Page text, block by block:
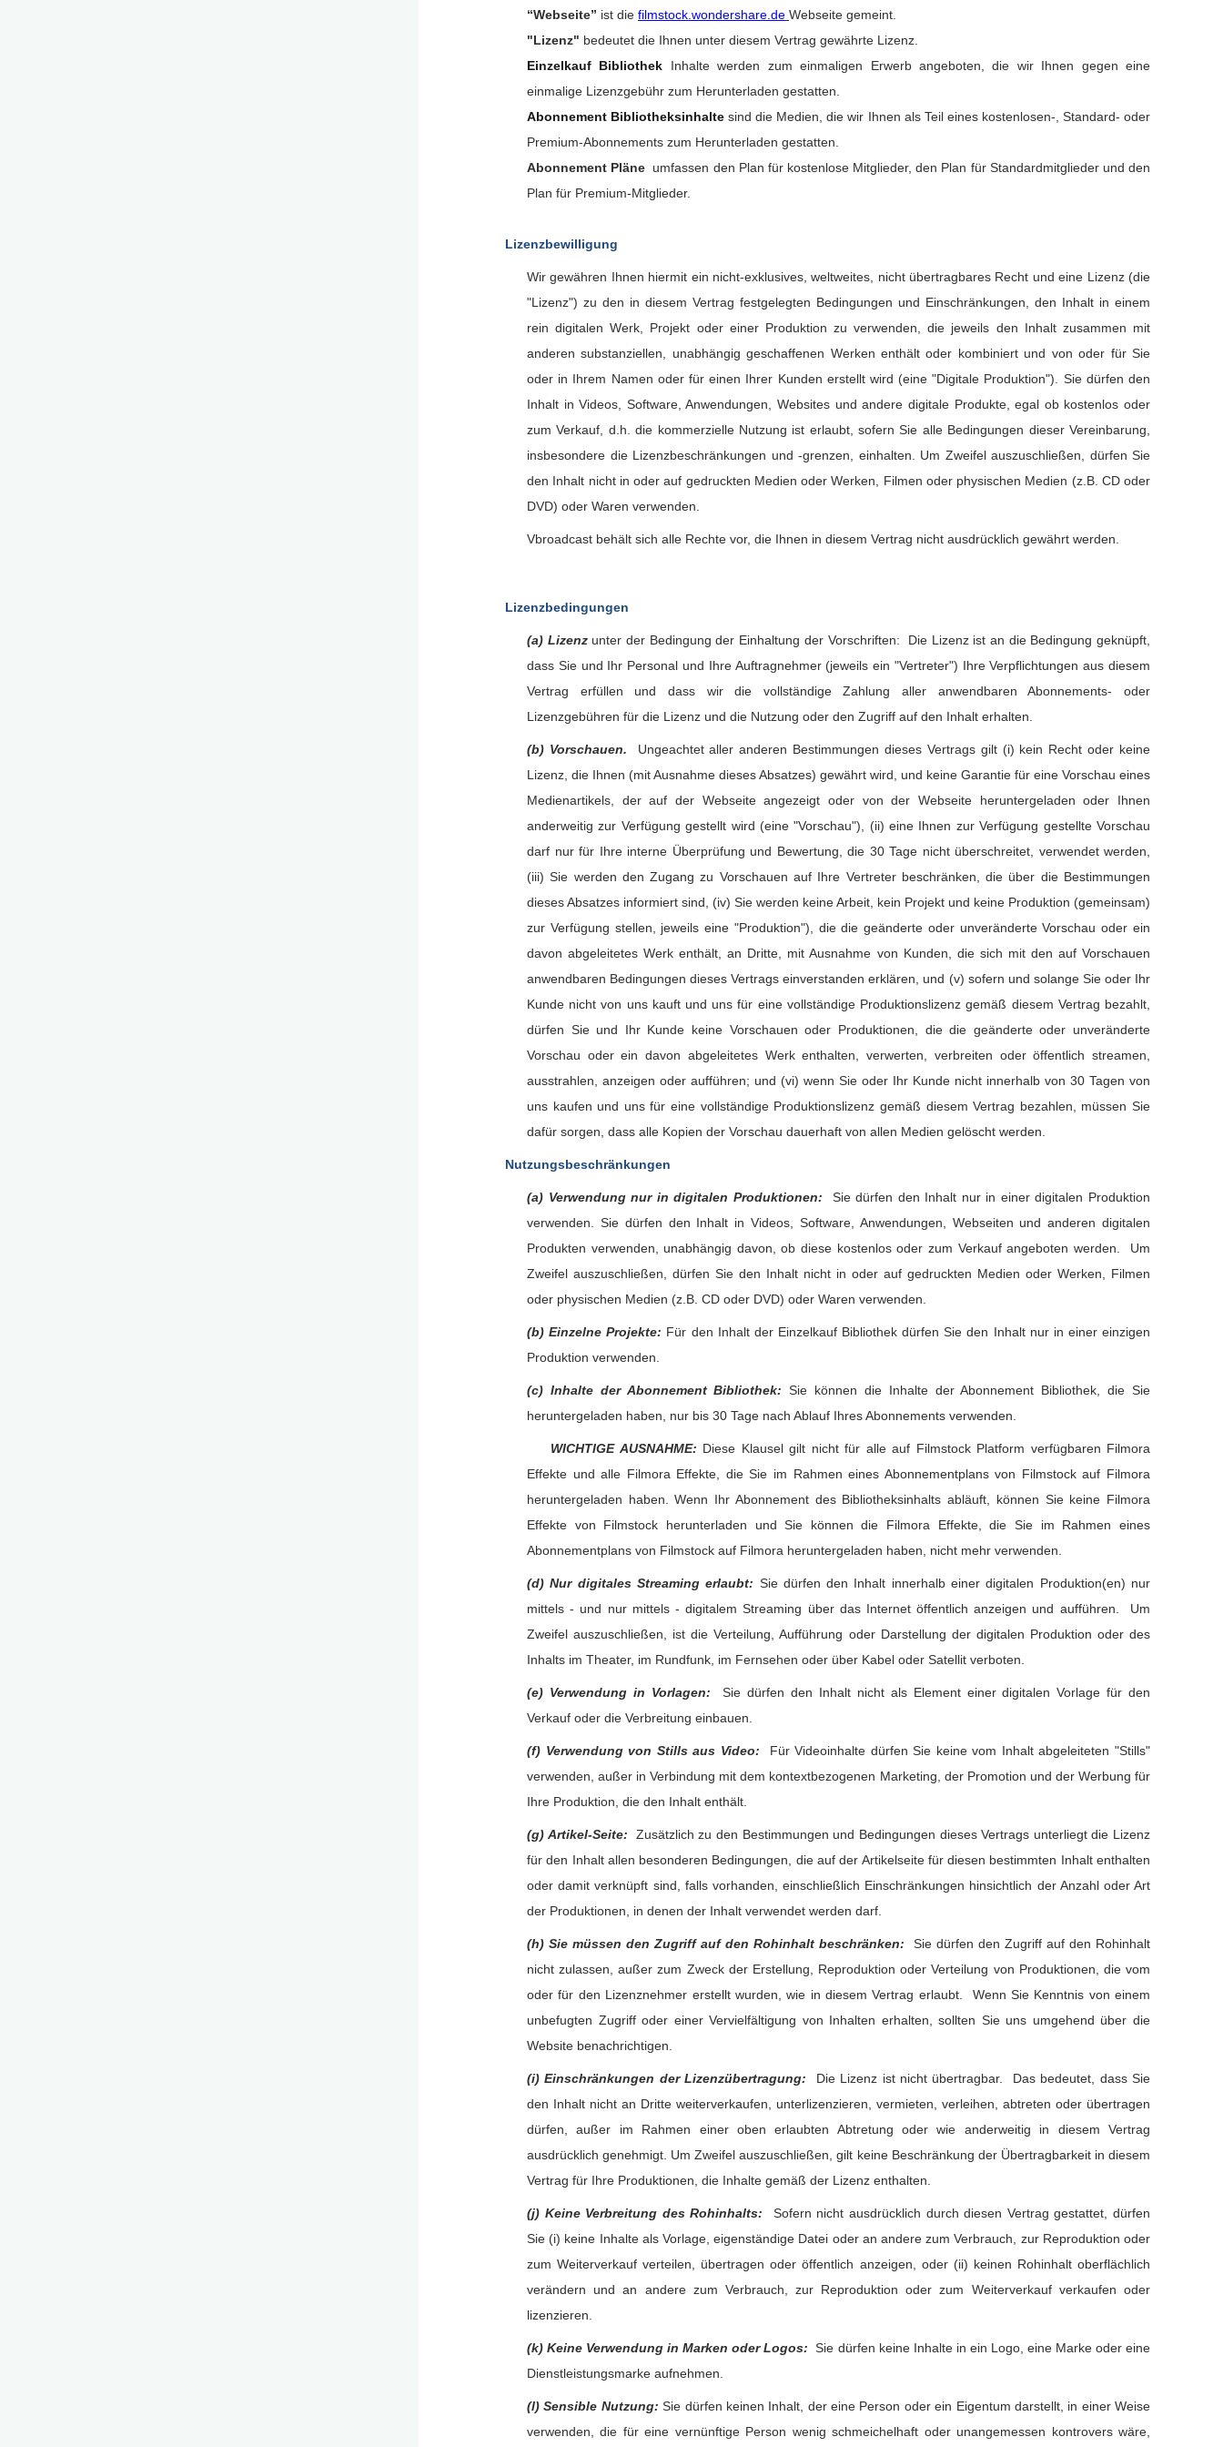
“Webseite” ist die filmstock.wondershare.de Webseite gemeint.
"Lizenz" bedeutet die Ihnen unter diesem Vertrag gewährte Lizenz.
Einzelkauf Bibliothek Inhalte werden zum einmaligen Erwerb angeboten, die wir Ihnen gegen eine
einmalige Lizenzgebühr zum Herunterladen gestatten.
Abonnement Bibliotheksinhalte sind die Medien, die wir Ihnen als Teil eines kostenlosen-, Standard- oder
Premium-Abonnements zum Herunterladen gestatten.
Abonnement Pläne umfassen den Plan für kostenlose Mitglieder, den Plan für Standardmitglieder und den
Plan für Premium-Mitglieder.
Lizenzbewilligung
Wir gewähren Ihnen hiermit ein nicht-exklusives, weltweites, nicht übertragbares Recht und eine Lizenz (die
"Lizenz") zu den in diesem Vertrag festgelegten Bedingungen und Einschränkungen, den Inhalt in einem
rein digitalen Werk, Projekt oder einer Produktion zu verwenden, die jeweils den Inhalt zusammen mit
anderen substanziellen, unabhängig geschaffenen Werken enthält oder kombiniert und von oder für Sie
oder in Ihrem Namen oder für einen Ihrer Kunden erstellt wird (eine "Digitale Produktion"). Sie dürfen den
Inhalt in Videos, Software, Anwendungen, Websites und andere digitale Produkte, egal ob kostenlos oder
zum Verkauf, d.h. die kommerzielle Nutzung ist erlaubt, sofern Sie alle Bedingungen dieser Vereinbarung,
insbesondere die Lizenzbeschränkungen und -grenzen, einhalten. Um Zweifel auszuschließen, dürfen Sie
den Inhalt nicht in oder auf gedruckten Medien oder Werken, Filmen oder physischen Medien (z.B. CD oder
DVD) oder Waren verwenden.
Vbroadcast behält sich alle Rechte vor, die Ihnen in diesem Vertrag nicht ausdrücklich gewährt werden.
Lizenzbedingungen
(a) Lizenz unter der Bedingung der Einhaltung der Vorschriften: Die Lizenz ist an die Bedingung geknüpft,
dass Sie und Ihr Personal und Ihre Auftragnehmer (jeweils ein "Vertreter") Ihre Verpflichtungen aus diesem
Vertrag erfüllen und dass wir die vollständige Zahlung aller anwendbaren Abonnements- oder
Lizenzgebühren für die Lizenz und die Nutzung oder den Zugriff auf den Inhalt erhalten.
(b) Vorschauen. Ungeachtet aller anderen Bestimmungen dieses Vertrags gilt (i) kein Recht oder keine
Lizenz, die Ihnen (mit Ausnahme dieses Absatzes) gewährt wird, und keine Garantie für eine Vorschau eines
Medienartikels, der auf der Webseite angezeigt oder von der Webseite heruntergeladen oder Ihnen
anderweitig zur Verfügung gestellt wird (eine "Vorschau"), (ii) eine Ihnen zur Verfügung gestellte Vorschau
darf nur für Ihre interne Überprüfung und Bewertung, die 30 Tage nicht überschreitet, verwendet werden,
(iii) Sie werden den Zugang zu Vorschauen auf Ihre Vertreter beschränken, die über die Bestimmungen
dieses Absatzes informiert sind, (iv) Sie werden keine Arbeit, kein Projekt und keine Produktion (gemeinsam)
zur Verfügung stellen, jeweils eine "Produktion"), die die geänderte oder unveränderte Vorschau oder ein
davon abgeleitetes Werk enthält, an Dritte, mit Ausnahme von Kunden, die sich mit den auf Vorschauen
anwendbaren Bedingungen dieses Vertrags einverstanden erklären, und (v) sofern und solange Sie oder Ihr
Kunde nicht von uns kauft und uns für eine vollständige Produktionslizenz gemäß diesem Vertrag bezahlt,
dürfen Sie und Ihr Kunde keine Vorschauen oder Produktionen, die die geänderte oder unveränderte
Vorschau oder ein davon abgeleitetes Werk enthalten, verwerten, verbreiten oder öffentlich streamen,
ausstrahlen, anzeigen oder aufführen; und (vi) wenn Sie oder Ihr Kunde nicht innerhalb von 30 Tagen von
uns kaufen und uns für eine vollständige Produktionslizenz gemäß diesem Vertrag bezahlen, müssen Sie
dafür sorgen, dass alle Kopien der Vorschau dauerhaft von allen Medien gelöscht werden.
Nutzungsbeschränkungen
(a) Verwendung nur in digitalen Produktionen: Sie dürfen den Inhalt nur in einer digitalen Produktion
verwenden. Sie dürfen den Inhalt in Videos, Software, Anwendungen, Webseiten und anderen digitalen
Produkten verwenden, unabhängig davon, ob diese kostenlos oder zum Verkauf angeboten werden. Um
Zweifel auszuschließen, dürfen Sie den Inhalt nicht in oder auf gedruckten Medien oder Werken, Filmen
oder physischen Medien (z.B. CD oder DVD) oder Waren verwenden.
(b) Einzelne Projekte: Für den Inhalt der Einzelkauf Bibliothek dürfen Sie den Inhalt nur in einer einzigen
Produktion verwenden.
(c) Inhalte der Abonnement Bibliothek:Sie können die Inhalte der Abonnement Bibliothek, die Sie
heruntergeladen haben, nur bis 30 Tage nach Ablauf Ihres Abonnements verwenden.
WICHTIGE AUSNAHME: Diese Klausel gilt nicht für alle auf Filmstock Platform verfügbaren Filmora
Effekte und alle Filmora Effekte, die Sie im Rahmen eines Abonnementplans von Filmstock auf Filmora
heruntergeladen haben. Wenn Ihr Abonnement des Bibliotheksinhalts abläuft, können Sie keine Filmora
Effekte von Filmstock herunterladen und Sie können die Filmora Effekte, die Sie im Rahmen eines
Abonnementplans von Filmstock auf Filmora heruntergeladen haben, nicht mehr verwenden.
(d) Nur digitales Streaming erlaubt: Sie dürfen den Inhalt innerhalb einer digitalen Produktion(en) nur
mittels - und nur mittels - digitalem Streaming über das Internet öffentlich anzeigen und aufführen. Um
Zweifel auszuschließen, ist die Verteilung, Aufführung oder Darstellung der digitalen Produktion oder des
Inhalts im Theater, im Rundfunk, im Fernsehen oder über Kabel oder Satellit verboten.
(e) Verwendung in Vorlagen:Sie dürfen den Inhalt nicht als Element einer digitalen Vorlage für den
Verkauf oder die Verbreitung einbauen.
(f) Verwendung von Stills aus Video: Für Videoinhalte dürfen Sie keine vom Inhalt abgeleiteten "Stills"
verwenden, außer in Verbindung mit dem kontextbezogenen Marketing, der Promotion und der Werbung für
Ihre Produktion, die den Inhalt enthält.
(g) Artikel-Seite: Zusätzlich zu den Bestimmungen und Bedingungen dieses Vertrags unterliegt die Lizenz
für den Inhalt allen besonderen Bedingungen, die auf der Artikelseite für diesen bestimmten Inhalt enthalten
oder damit verknüpft sind, falls vorhanden, einschließlich Einschränkungen hinsichtlich der Anzahl oder Art
der Produktionen, in denen der Inhalt verwendet werden darf.
(h) Sie müssen den Zugriff auf den Rohinhalt beschränken: Sie dürfen den Zugriff auf den Rohinhalt
nicht zulassen, außer zum Zweck der Erstellung, Reproduktion oder Verteilung von Produktionen, die vom
oder für den Lizenznehmer erstellt wurden, wie in diesem Vertrag erlaubt. Wenn Sie Kenntnis von einem
unbefugten Zugriff oder einer Vervielfältigung von Inhalten erhalten, sollten Sie uns umgehend über die
Website benachrichtigen.
(i) Einschränkungen der Lizenzübertragung: Die Lizenz ist nicht übertragbar. Das bedeutet, dass Sie
den Inhalt nicht an Dritte weiterverkaufen, unterlizenzieren, vermieten, verleihen, abtreten oder übertragen
dürfen, außer im Rahmen einer oben erlaubten Abtretung oder wie anderweitig in diesem Vertrag
ausdrücklich genehmigt. Um Zweifel auszuschließen, gilt keine Beschränkung der Übertragbarkeit in diesem
Vertrag für Ihre Produktionen, die Inhalte gemäß der Lizenz enthalten.
(j) Keine Verbreitung des Rohinhalts: Sofern nicht ausdrücklich durch diesen Vertrag gestattet, dürfen
Sie (i) keine Inhalte als Vorlage, eigenständige Datei oder an andere zum Verbrauch, zur Reproduktion oder
zum Weiterverkauf verteilen, übertragen oder öffentlich anzeigen, oder (ii) keinen Rohinhalt oberflächlich
verändern und an andere zum Verbrauch, zur Reproduktion oder zum Weiterverkauf verkaufen oder
lizenzieren.
(k) Keine Verwendung in Marken oder Logos:Sie dürfen keine Inhalte in ein Logo, eine Marke oder eine
Dienstleistungsmarke aufnehmen.
(l) Sensible Nutzung:Sie dürfen keinen Inhalt, der eine Person oder ein Eigentum darstellt, in einer Weise
verwenden, die für eine vernünftige Person wenig schmeichelhaft oder unangemessen kontrovers wäre,